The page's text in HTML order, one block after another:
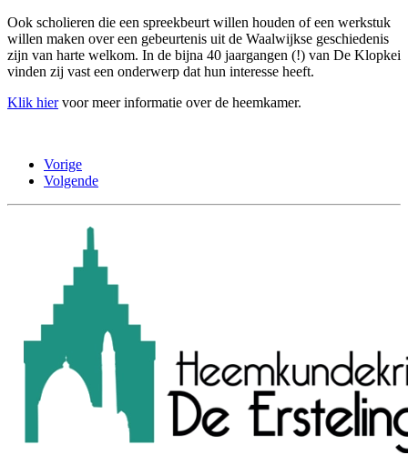
Ook scholieren die een spreekbeurt willen houden of een werkstuk
willen maken over een gebeurtenis uit de Waalwijkse geschiedenis
zijn van harte welkom. In de bijna 40 jaargangen (!) van De Klopkei
vinden zij vast een onderwerp dat hun interesse heeft.
Klik hiervoor meer informatie over de heemkamer.
Vorige
Volgende